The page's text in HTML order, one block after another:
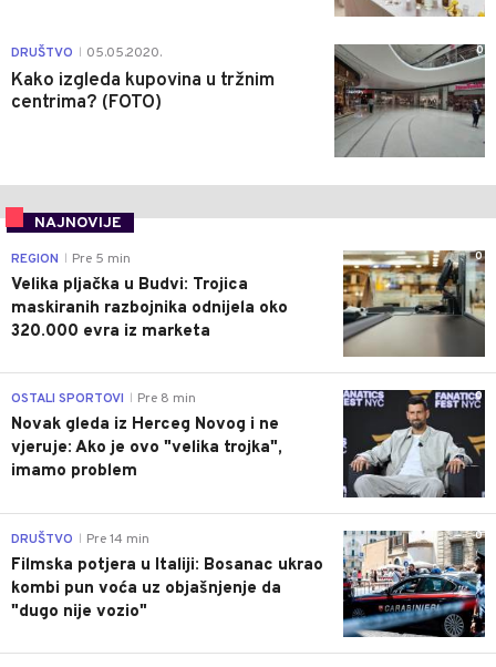
DRUŠTVO 05.05.2020.
Kako izgleda kupovina u tržnim
centrima? (FOTO)
0
NAJNOVIJE
0
REGION Pre 5 min
Velika pljačka u Budvi: Trojica
maskiranih razbojnika odnijela oko
320.000 evra iz marketa
0
OSTALI SPORTOVI Pre 8 min
Novak gleda iz Herceg Novog i ne
vjeruje: Ako je ovo "velika trojka",
imamo problem
0
DRUŠTVO Pre 14 min
Filmska potjera u Italiji: Bosanac ukrao
kombi pun voća uz objašnjenje da
"dugo nije vozio"